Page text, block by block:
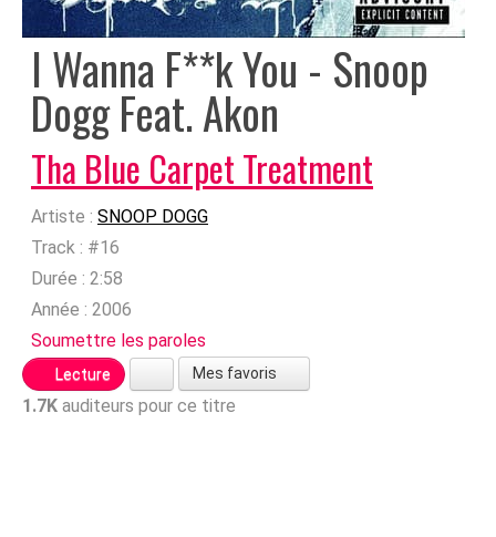
I Wanna F**k You - Snoop
Dogg Feat. Akon
Tha Blue Carpet Treatment
Artiste : SNOOP DOGG
Track : #16
Durée : 2:58
Année : 2006
Soumettre les paroles
Lecture Mes favoris
1.7K auditeurs pour ce titre